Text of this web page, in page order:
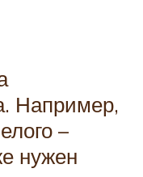
Например,
–
нужен